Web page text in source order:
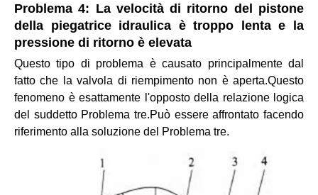
Problema 4: La velocità di ritorno del pistone
della piegatrice idraulica è troppo lenta e la
pressione di ritorno è elevata
Questo tipo di problema è causato principalmente dal
fatto che la valvola di riempimento non è aperta.Questo
fenomeno è esattamente l'opposto della relazione logica
del suddetto Problema tre.Può essere affrontato facendo
riferimento alla soluzione del Problema tre.